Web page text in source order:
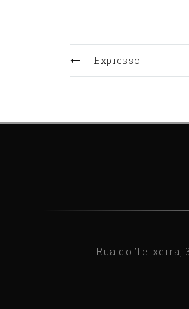
Expresso
Rua do Teixeira,